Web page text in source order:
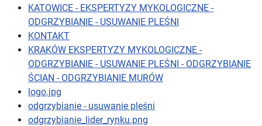
KATOWICE - EKSPERTYZY MYKOLOGICZNE -
ODGRZYBIANIE - USUWANIE PLEŚNI
KONTAKT
KRAKÓW EKSPERTYZY MYKOLOGICZNE -
ODGRZYBIANIE - USUWANIE PLEŚNI - ODGRZYBIANIE
ŚCIAN - ODGRZYBIANIE MURÓW
logo.jpg
odgrzybianie - usuwanie pleśni
odgrzybianie_lider_rynku.png